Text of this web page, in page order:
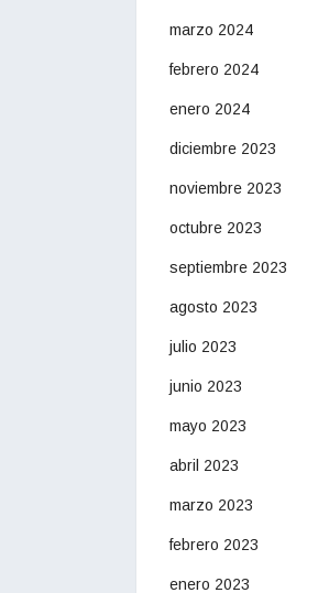
marzo 2024
febrero 2024
enero 2024
diciembre 2023
noviembre 2023
octubre 2023
septiembre 2023
agosto 2023
julio 2023
junio 2023
mayo 2023
abril 2023
marzo 2023
febrero 2023
enero 2023